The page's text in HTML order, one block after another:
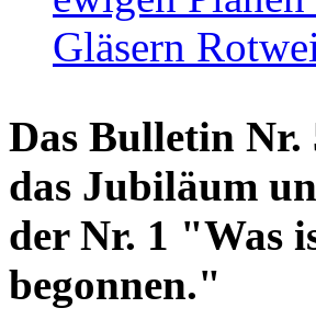
Gläsern
Das Bulletin
das Jubiläum
der Nr. 1 "Was
begonnen."